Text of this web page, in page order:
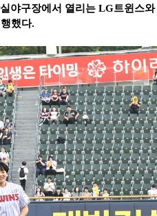
야구장에서 열리는 LG트윈스와
했다.